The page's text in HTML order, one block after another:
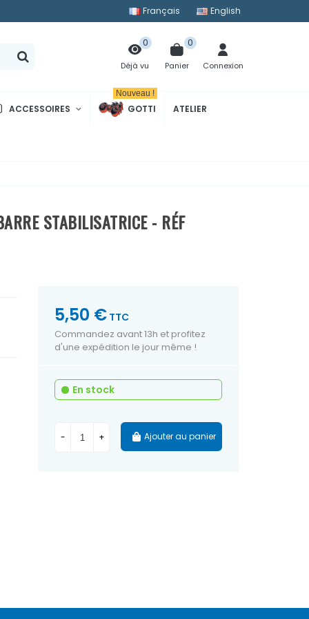
Français English
Déjà vu
0
Panier
0
Connexion
ACCESSOIRES GOTTI
Nouveau !
ATELIER
STABILISATRICE - RÉF
5,50 € TTC
Commandez avant 13h et profitez
d'une expédition le jour même !
En stock
- + Ajouter au panier